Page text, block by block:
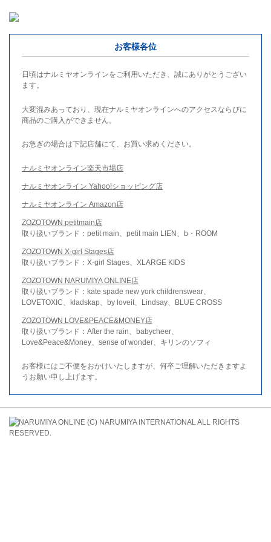
お客様各位
日頃はナルミヤオンラインをご利用いただき、誠にありがとうござい
ます。
大変混みあっており、現在ナルミヤオンラインへのアクセスならびに
商品のご購入ができません。
お急ぎの場合は下記店舗にて、お買い求めください。
ナルミヤオンライン楽天市場店
ナルミヤオンライン Yahoo!ショッピング店
ナルミヤオンライン Amazon店
ZOZOTOWN petitmain店
取り扱いブランド：petit main、petit main LIEN、b・ROOM
ZOZOTOWN X-girl Stages店
取り扱いブランド：X-girl Stages、XLARGE KIDS
ZOZOTOWN NARUMIYA ONLINE店
取り扱いブランド：kate spade new york childrenswear、
LOVETOXIC、kladskap、by loveit、Lindsay、BLUE CROSS
ZOZOTOWN LOVE&PEACE&MONEY店
取り扱いブランド：After the rain、babycheer、
Love&Peace&Money、sense of wonder、キリンのソフィ
お客様にはご不便をおかけいたしますが、何卒ご理解いただきますよ
うお願い申し上げます。